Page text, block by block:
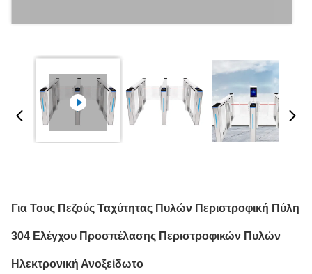
Για Τους Πεζούς Ταχύτητας Πυλών Περιστροφική Πύλη
304 Ελέγχου Προσπέλασης Περιστροφικών Πυλών
Ηλεκτρονική Ανοξείδωτο